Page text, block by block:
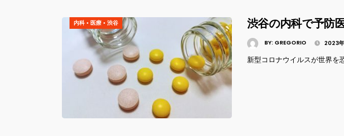
内科 • 医療 • 渋谷 渋谷の内科で予防
BY: GREGORIO 2023
新型コロナウイルスが世界を